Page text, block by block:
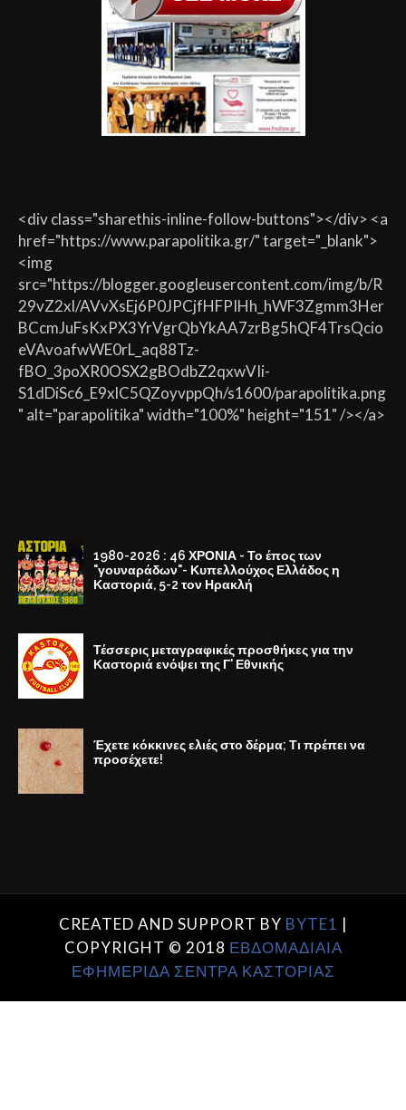
<div class="sharethis-inline-follow-buttons"></div> <a
href="https://www.parapolitika.gr/" target="_blank">
<img
src="https://blogger.googleusercontent.com/img/b/R
29vZ2xl/AVvXsEj6P0JPCjfHFPIHh_hWF3Zgmm3Her
BCcmJuFsKxPX3YrVgrQbYkAA7zrBg5hQF4TrsQcio
eVAvoafwWE0rL_aq88Tz-
fBO_3poXR0OSX2gBOdbZ2qxwVIi-
S1dDiSc6_E9xlC5QZoyvppQh/s1600/parapolitika.png
" alt="parapolitika" width="100%" height="151" /></a>
1980-2026 : 46 ΧΡΟΝΙΑ - Το έπος των
"γουναράδων"- Κυπελλούχος Ελλάδος η
Καστοριά, 5-2 τον Ηρακλή
Τέσσερις μεταγραφικές προσθήκες για την
Καστοριά ενόψει της Γ' Εθνικής
Έχετε κόκκινες ελιές στο δέρμα; Τι πρέπει να
προσέχετε!
CREATED AND SUPPORT BY BYTE1 |
COPYRIGHT © 2018 ΕΒΔΟΜΑΔΙΑΙΑ
ΕΦΗΜΕΡΙΔΑ ΣΕΝΤΡΑ ΚΑΣΤΟΡΙΑΣ